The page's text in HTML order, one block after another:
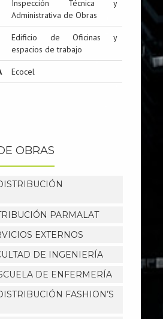
Inspección Técnica y
Administrativa de Obras
Edificio de Oficinas y
espacios de trabajo
Ecocel
OBRAS
PARMALAT
EXTERNOS
DE INGENIERÍA
DE ENFERMERÍA
FASHION’S